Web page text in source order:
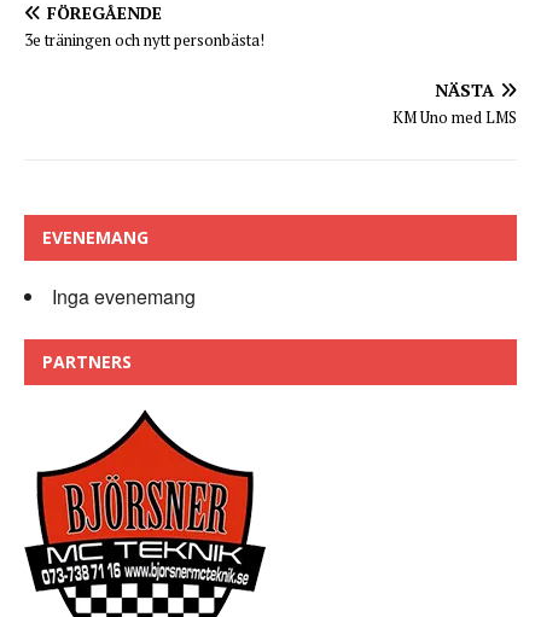
FÖREGÅENDE
3e träningen och nytt personbästa!
NÄSTA
KM Uno med LMS
EVENEMANG
Inga evenemang
PARTNERS